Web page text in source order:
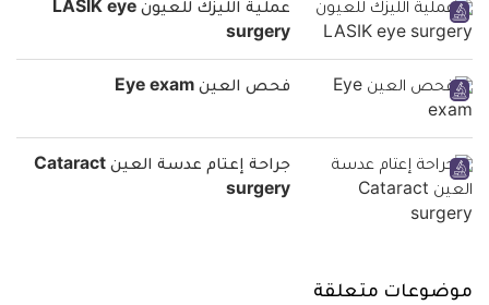
عملية الليزك للعيون LASIK eye
surgery
فحص العين Eye exam
جراحة إعتام عدسة العين Cataract
surgery
موضوعات متعلقة